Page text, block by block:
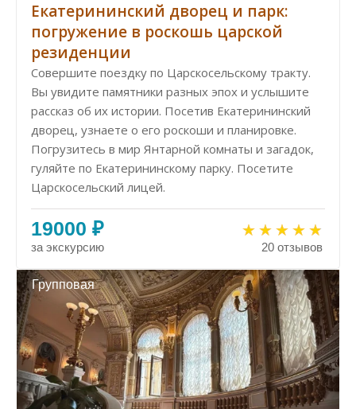
Екатерининский дворец и парк:
погружение в роскошь царской
резиденции
Совершите поездку по Царскосельскому тракту.
Вы увидите памятники разных эпох и услышите
рассказ об их истории. Посетив Екатерининский
дворец, узнаете о его роскоши и планировке.
Погрузитесь в мир Янтарной комнаты и загадок,
гуляйте по Екатерининскому парку. Посетите
Царскосельский лицей.
19000 ₽
за экскурсию 20 отзывов
Групповая